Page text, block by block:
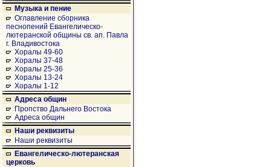
Музыка и пение
Оглавление сборника
песнопений Евангелическо-
лютеранской общины св. ап. Павла
г. Владивостока
Хоралы 49-60
Хоралы 37-48
Хоралы 25-36
Хоралы 13-24
Хоралы 1-12
Адреса общин
Пропство Дальнего Востока
Адреса общин
Наши реквизиты
Наши реквизиты
Евангелическо-лютеранская
церковь